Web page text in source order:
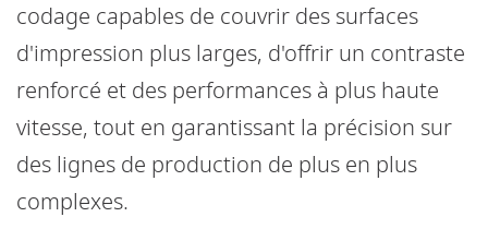
codage capables de couvrir des surfaces
d'impression plus larges, d'offrir un contraste
renforcé et des performances à plus haute
vitesse, tout en garantissant la précision sur
des lignes de production de plus en plus
complexes.